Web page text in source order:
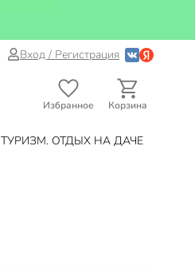
Вход / Регистрация
Избранное Корзина
ТУРИЗМ. ОТДЫХ НА ДАЧЕ